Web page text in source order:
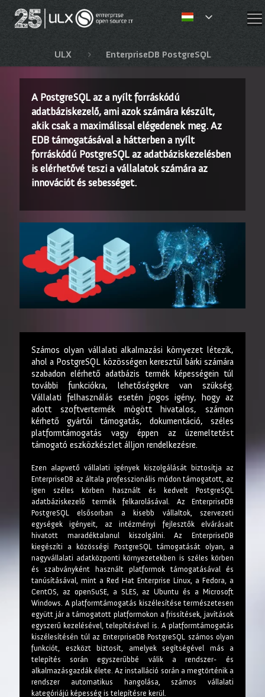
✕
ULX EnterpriseDB PostgreSQL
A PostgreSQL az a nyílt forráskódú
adatbáziskezelő, ami azok számára készült,
akik csak a maximálissal elégedenek meg. Az
EDB támogatásával a hátterben a nyílt
forráskódú PostgreSQL az adatbáziskezelésben
is elérhetővé teszi a vállalatok számára az
innovációt és sebességet.
Számos olyan vállalati alkalmazási környezet létezik,
ahol a PostgreSQL közösségen keresztül bárki számára
szabadon elérhető adatbázis termék képességein túl
további funkciókra, lehetőségekre van szükség.
Vállalati felhasználás esetén jogos igény, hogy az
adott szoftvertermék mögött hivatalos, számon
kérhető gyártói támogatás, dokumentáció, széles
platformtámogatás vagy éppen az üzemeltetést
támogató eszközkészlet álljon rendelkezésre.
Ezen alapvető vállalati igények kiszolgálását biztosítja az
EnterpriseDB az általa professzionális módon támogatott, az
igen széles körben használt és kedvelt PostgreSQL
adatbáziskezelő termék felkarolásával. Az EnterpriseDB
PostgreSQL elsősorban a kisebb vállaltok, szervezeti
egységek igényeit, az intézményi fejlesztők elvárásait
hivatott maradéktalanul kiszolgálni. Az EnterpriseDB
kiegészíti a közösségi PostgreSQL támogatását olyan, a
nagyvállalati adatközponti környezetekben is széles körben
és szabványként használt platformok támogatásával és
tanúsításával, mint a Red Hat Enterprise Linux, a Fedora, a
CentOS, az openSuSE, a SLES, az Ubuntu és a Microsoft
Windows. A platformtámogatás kiszélesítése természetesen
együtt jár a támogatott platformokon a frissítések, javítások
egyszerű kezelésével, telepítésével is. A platformtámogatás
kiszélesítésén túl az EnterpriseDB PostgreSQL számos olyan
funkciót, eszközt biztosít, amelyek segítségével más a
telepítés során egyszerűbbé válik a rendszer- és
alkalmazásgazdák élete. Az installáció során a megtörténik a
rendszer automatikus hangolása, számos vállalati
kategóriájú képesség is telepítésre kerül.